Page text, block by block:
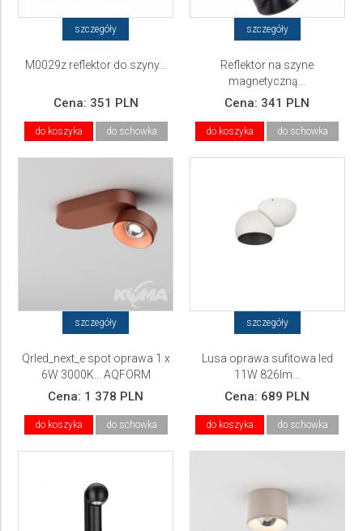
szczegóły
M0029z reflektor do szyny...
Cena: 351 PLN
do koszyka do schowka
szczegóły
Reflektor na szyne
magnetyczną...
Cena: 341 PLN
do koszyka do schowka
szczegóły
Qrled_next_e spot oprawa 1 x
6W 3000K... AQFORM
Cena: 1 378 PLN
do koszyka do schowka
szczegóły
Lusa oprawa sufitowa led
11W 826lm...
Cena: 689 PLN
do koszyka do schowka